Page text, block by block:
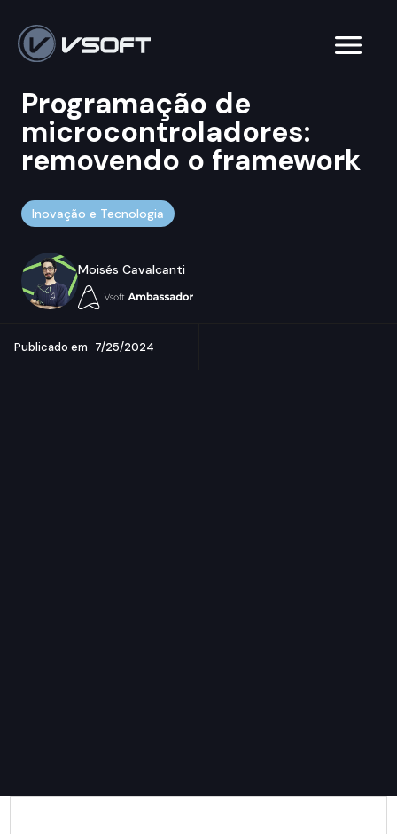
Programação de
microcontroladores:
removendo o framework
Inovação e Tecnologia
Moisés Cavalcanti
Publicado em 7/25/2024